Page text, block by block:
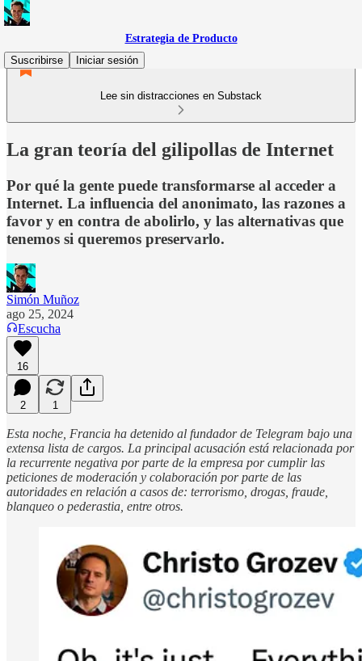
Estrategia de Producto
Suscribirse
Iniciar sesión
Lee sin distracciones en Substack
La gran teoría del gilipollas de Internet
Por qué la gente puede transformarse al acceder a
Internet. La influencia del anonimato, las razones a
favor y en contra de abolirlo, y las alternativas que
tenemos si queremos preservarlo.
Simón Muñoz
ago 25, 2024
Escucha
16
2 1
Esta noche, Francia ha detenido al fundador de Telegram bajo una
extensa lista de cargos. La principal acusación está relacionada por
la recurrente negativa por parte de la empresa por cumplir las
peticiones de moderación y colaboración por parte de las
autoridades en relación a casos de: terrorismo, drogas, fraude,
blanqueo o pederastia, entre otros.